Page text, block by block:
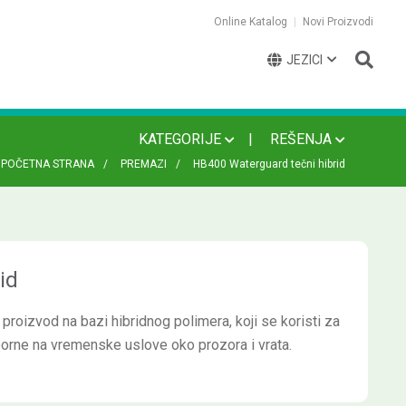
Online Katalog Novi Proizvodi
JEZICI
KATEGORIJE REŠENJA
POČETNA STRANA PREMAZI HB400 Waterguard tečni hibrid
na bazi hibridnog polimera, koji se koristi za
na vremenske uslove oko prozora i vrata.